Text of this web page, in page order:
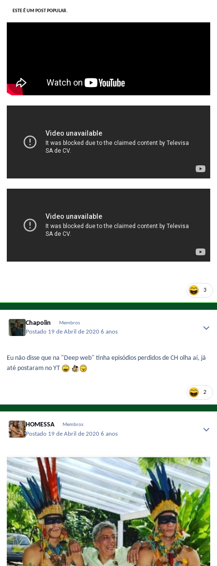
ESTE É UM POST POPULAR.
3
Chapolin Membros
Postado 19 de Abril de 20206 anos
Eu não disse que na "Deep web" tinha episódios perdidos de CH olha aí, já
até postaram no YT
2
HOMESSA Membros
Postado 19 de Abril de 20206 anos